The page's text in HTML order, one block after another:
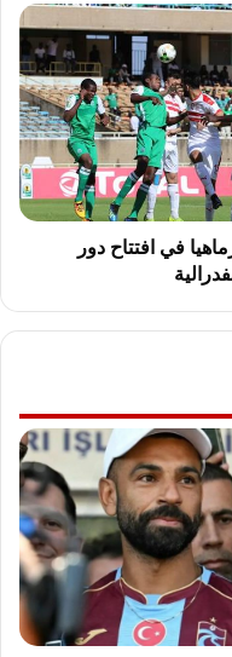
في افتتاح دور